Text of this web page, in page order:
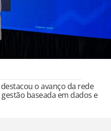
o avanço da rede
baseada em dados e